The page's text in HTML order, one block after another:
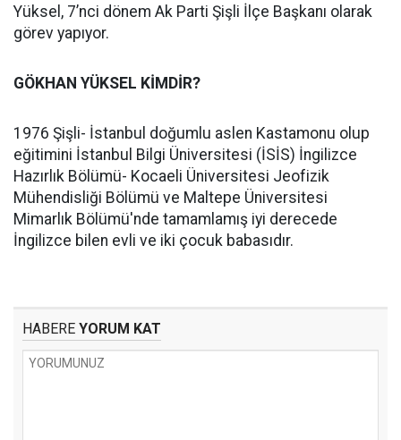
Yüksel, 7’nci dönem Ak Parti Şişli İlçe Başkanı olarak
görev yapıyor.
GÖKHAN YÜKSEL KİMDİR?
1976 Şişli- İstanbul doğumlu aslen Kastamonu olup
eğitimini İstanbul Bilgi Üniversitesi (İSİS) İngilizce
Hazırlık Bölümü- Kocaeli Üniversitesi Jeofizik
Mühendisliği Bölümü ve Maltepe Üniversitesi
Mimarlık Bölümü'nde tamamlamış iyi derecede
İngilizce bilen evli ve iki çocuk babasıdır.
HABERE YORUM KAT